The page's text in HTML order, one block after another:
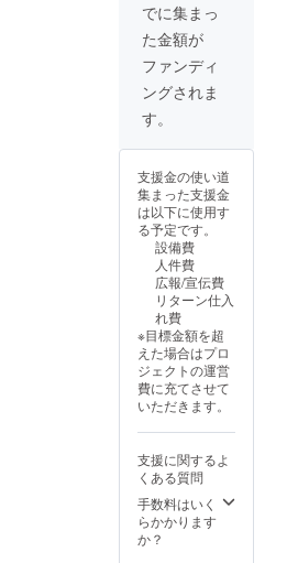
でに集まっ
た金額が
ファンディ
ングされま
す。
支援金の使い道
集まった支援金
は以下に使用す
る予定です。
設備費
人件費
広報/宣伝費
リターン仕入
れ費
※目標金額を超
えた場合はプロ
ジェクトの運営
費に充てさせて
いただきます。
支援に関するよ
くある質問
手数料はいく
らかかります
か？